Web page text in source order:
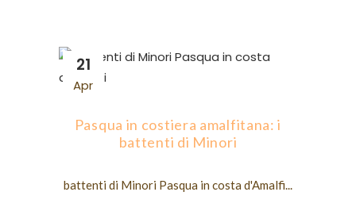
21
Apr
Pasqua in costiera amalfitana: i
battenti di Minori
battenti di Minori Pasqua in costa d'Amalfi...